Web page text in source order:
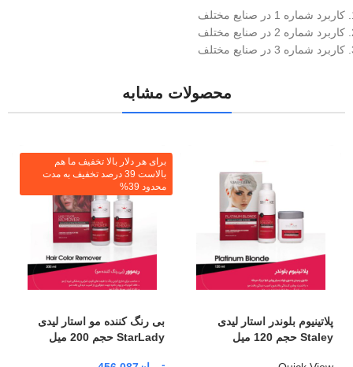
کاربرد شماره 1 در صنایع مختلف
کاربرد شماره 2 در صنایع مختلف
کاربرد شماره 3 در صنایع مختلف
محصولات مشابه
پلاتینیوم بلوندر استار لیدی
Staley حجم 120 میل
برای هر دلار بالا تخفیف ما هم
بالاست 39 درصد تخفیف به مدت
محدود 39%
بی رنگ کننده مو استار لیدی
StarLady حجم 200 میل